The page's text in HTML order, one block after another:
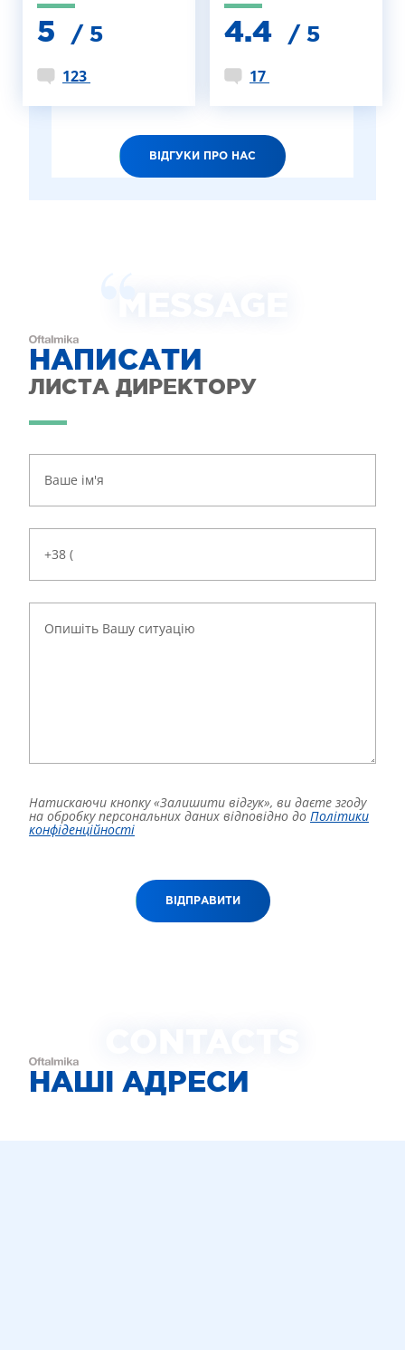
5 / 5
123
4.4 / 5
17
ВІДГУКИ ПРО НАС
НАПИСАТИ
ЛИСТА ДИРЕКТОРУ
Натискаючи кнопку «Залишити відгук», ви даєте згоду
на обробку персональних даних відповідно до Політики
конфіденційності
ВІДПРАВИТИ
НАШІ АДРЕСИ